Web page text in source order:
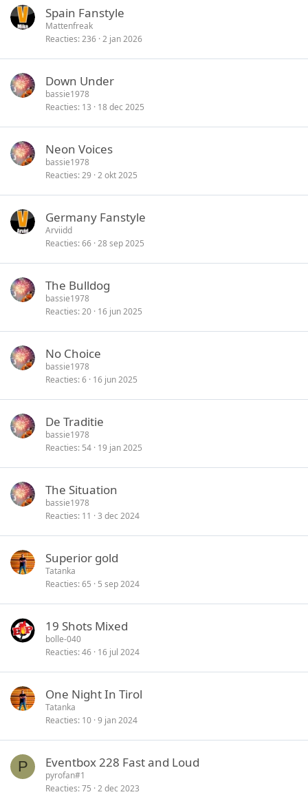
Spain Fanstyle
Mattenfreak
Reacties 236 2 jan 2026
Down Under
bassie1978
Reacties 13 18 dec 2025
Neon Voices
bassie1978
Reacties 29 2 okt 2025
Germany Fanstyle
Arviidd
Reacties 66 28 sep 2025
The Bulldog
bassie1978
Reacties 20 16 jun 2025
No Choice
bassie1978
Reacties 6 16 jun 2025
De Traditie
bassie1978
Reacties 54 19 jan 2025
The Situation
bassie1978
Reacties 11 3 dec 2024
Superior gold
Tatanka
Reacties 65 5 sep 2024
19 Shots Mixed
bolle-040
Reacties 46 16 jul 2024
One Night In Tirol
Tatanka
Reacties 10 9 jan 2024
P Eventbox 228 Fast and Loud
pyrofan#1
Reacties 75 2 dec 2023